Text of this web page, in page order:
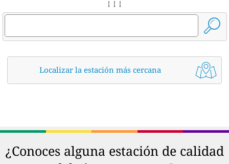
↓ ↓ ↓
Localizar la estación más cercana
¿Conoces alguna estación de calidad